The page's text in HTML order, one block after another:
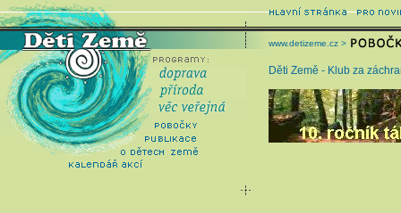
www.detizeme.cz >
Děti Země - Klub za